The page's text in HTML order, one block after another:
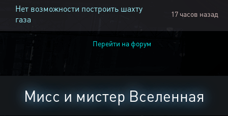
Нет возможности построить шахту
газа
17 часов назад
Перейти на форум
Мисс и мистер Вселенная